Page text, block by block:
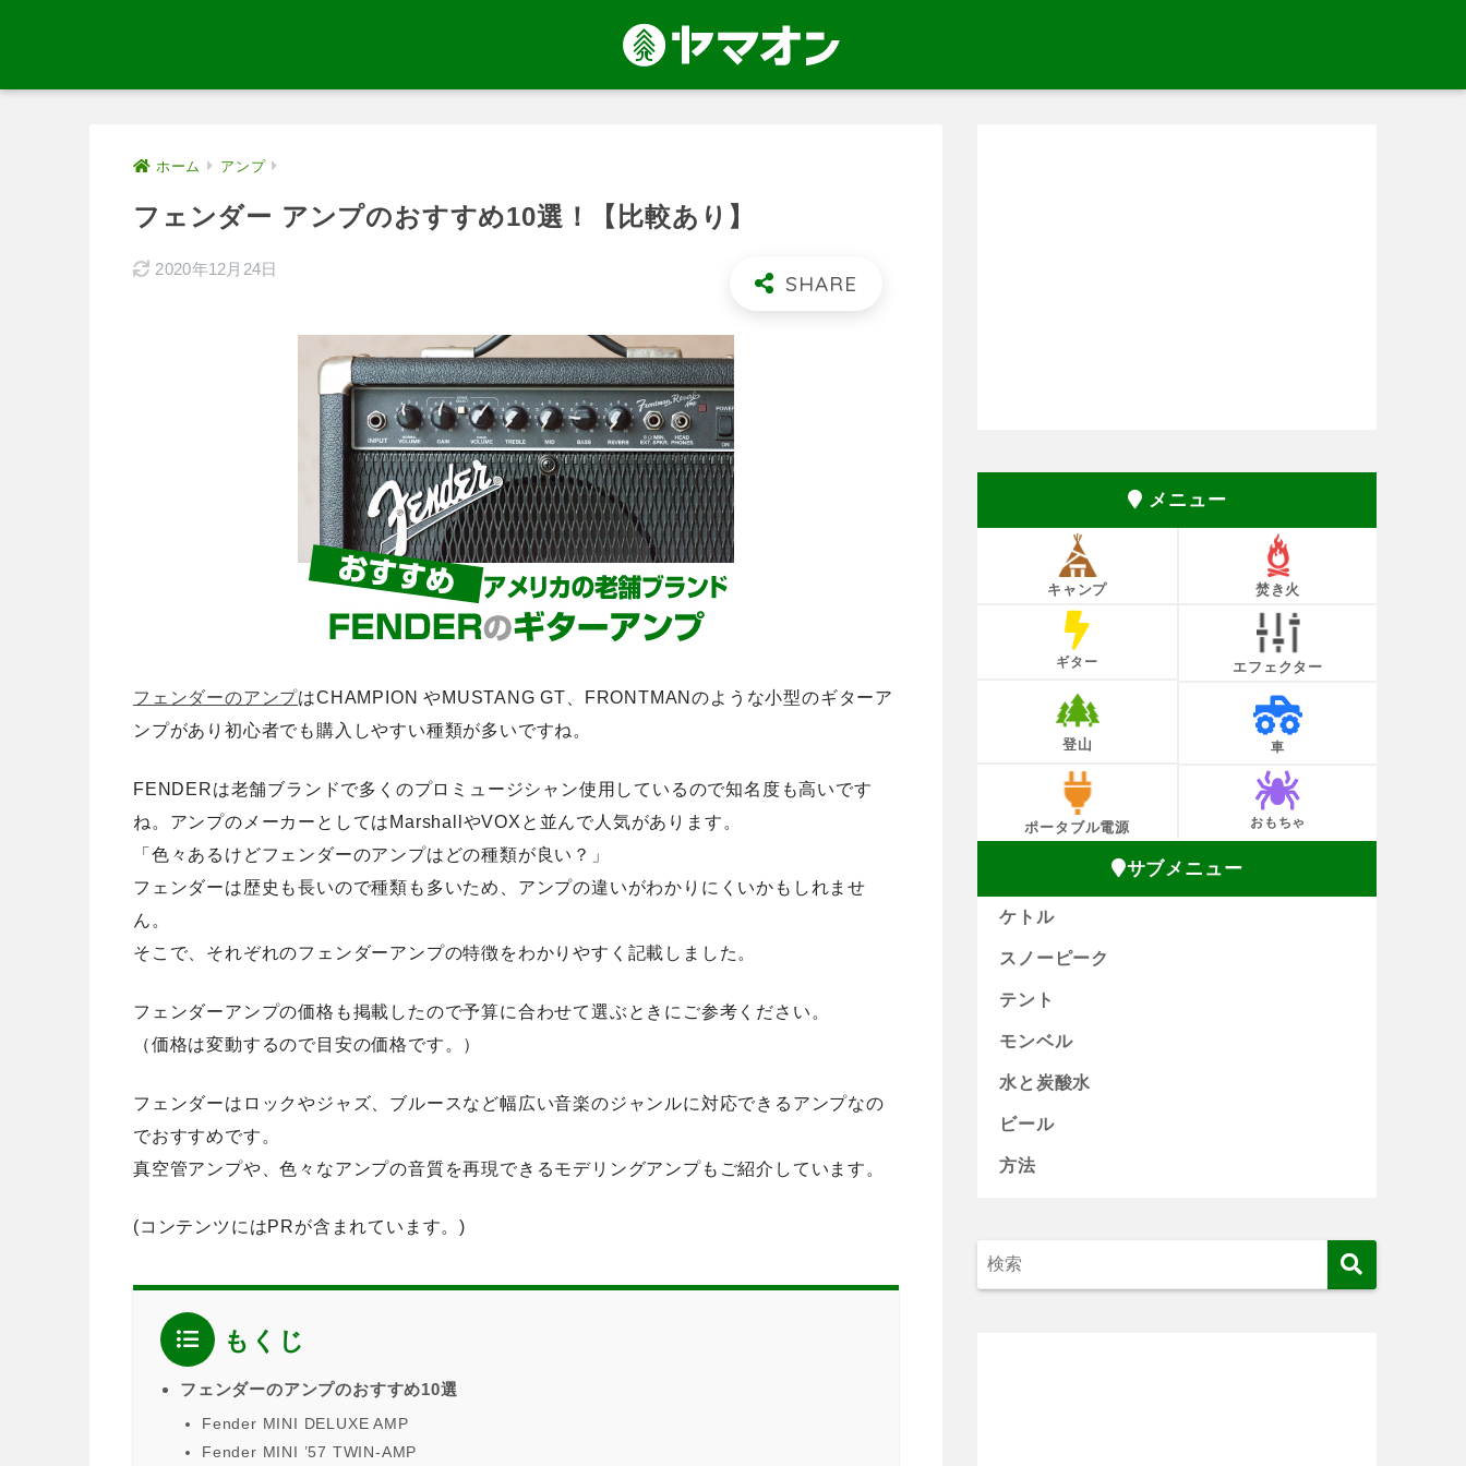
ホーム アンプ
フェンダー アンプのおすすめ10選！【比較あり】
2020年12月24日
フェンダーのアンプはCHAMPION やMUSTANG GT、FRONTMANのような小型のギターア
ンプがあり初心者でも購入しやすい種類が多いですね。
FENDERは老舗ブランドで多くのプロミュージシャン使用しているので知名度も高いです
ね。アンプのメーカーとしてはMarshallやVOXと並んで人気があります。
「色々あるけどフェンダーのアンプはどの種類が良い？」
フェンダーは歴史も長いので種類も多いため、アンプの違いがわかりにくいかもしれませ
ん。
そこで、 それぞれのフェンダーアンプの特徴をわかりやすく記載しました 。
フェンダーアンプの価格も掲載したので予算に合わせて選ぶときにご参考ください。
（価格は変動するので目安の価格です。）
フェンダーはロックやジャズ、ブルースなど幅広い音楽のジャンルに対応できるアンプなの
でおすすめです。
真空管アンプや、色々なアンプの音質を再現できるモデリングアンプもご紹介しています。
(コンテンツにはPRが含まれています。)
もくじ
フェンダーのアンプのおすすめ10選
Fender MINI DELUXE AMP
Fender MINI ’57 TWIN-AMP
メニュー
キャンプ 焚き火
ギター エフェクター
登山 車
ポータブル電源 おもちゃ
サブメニュー
ケトル
スノーピーク
テント
モンベル
水と炭酸水
ビール
方法